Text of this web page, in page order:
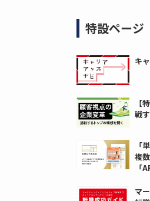
特設ページ
キ
【
戦
「
複
「
マ